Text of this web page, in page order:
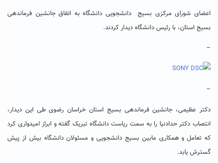
اعضای شورای مرکزی بسیج دانشجویی دانشگاه به اتفاق جانشین فرماندهی
بسیج استان، با رئیس دانشگاه دیدار کردند.
–
–
دکتر عظیمی، جانشین فرماندهی بسیج استان خراسان رضوی طی این دیدار،
انتصاب دکتر حدادنیا را به سمت ریاست دانشگاه تبریک گفته و ابراز امیدواری کرد
که تعامل و همکاری مابین بسیج دانشجویی و مسئولان دانشگاه بیش از پیش
گسترش یابد.